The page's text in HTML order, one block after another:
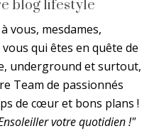
blog lifestyle
vous, mesdames,
qui êtes en quête de
underground et surtout,
Team de passionnés
de cœur et bons plans !
votre quotidien !"